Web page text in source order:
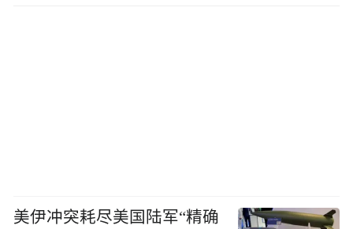
美伊冲突耗尽美国陆军“精确